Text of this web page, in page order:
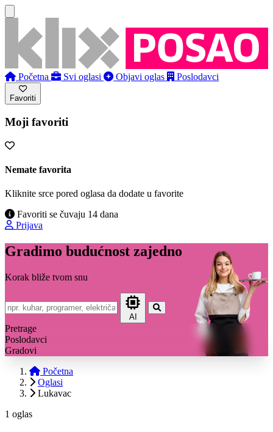
Početna Svi oglasi Objavi oglas Poslodavci
Favoriti
Moji favoriti
Nemate favorita
Kliknite srce pored oglasa da dodate u favorite
Favoriti se čuvaju 14 dana
Prijava
Gradimo budućnost zajedno
Korak bliže tvom snu
AI
Pretrage
Poslodavci
Gradovi
Početna
Oglasi
Lukavac
1 oglas